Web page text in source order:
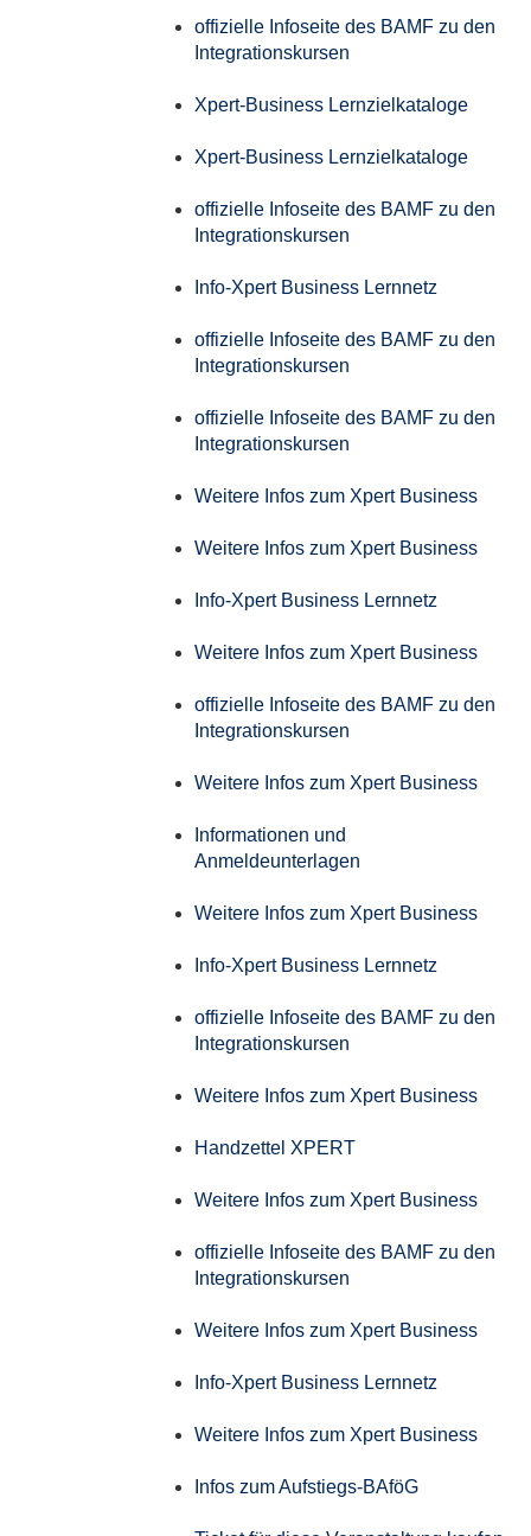
offizielle Infoseite des BAMF zu den
Integrationskursen
Xpert-Business Lernzielkataloge
Xpert-Business Lernzielkataloge
offizielle Infoseite des BAMF zu den
Integrationskursen
Info-Xpert Business Lernnetz
offizielle Infoseite des BAMF zu den
Integrationskursen
offizielle Infoseite des BAMF zu den
Integrationskursen
Weitere Infos zum Xpert Business
Weitere Infos zum Xpert Business
Info-Xpert Business Lernnetz
Weitere Infos zum Xpert Business
offizielle Infoseite des BAMF zu den
Integrationskursen
Weitere Infos zum Xpert Business
Informationen und
Anmeldeunterlagen
Weitere Infos zum Xpert Business
Info-Xpert Business Lernnetz
offizielle Infoseite des BAMF zu den
Integrationskursen
Weitere Infos zum Xpert Business
Handzettel XPERT
Weitere Infos zum Xpert Business
offizielle Infoseite des BAMF zu den
Integrationskursen
Weitere Infos zum Xpert Business
Info-Xpert Business Lernnetz
Weitere Infos zum Xpert Business
Infos zum Aufstiegs-BAföG